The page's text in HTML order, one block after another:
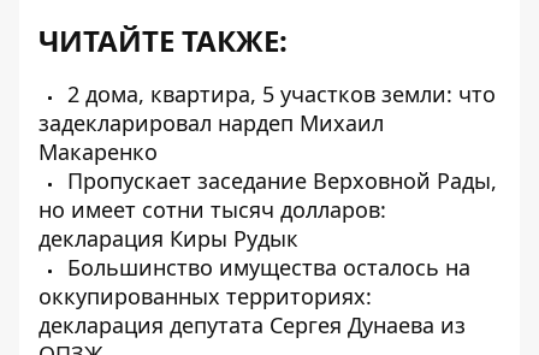
ЧИТАЙТЕ ТАКЖЕ:
2 дома, квартира, 5 участков земли: что
задекларировал нардеп Михаил
Макаренко
Пропускает заседание Верховной Рады,
но имеет сотни тысяч долларов:
декларация Киры Рудык
Большинство имущества осталось на
оккупированных территориях:
декларация депутата Сергея Дунаева из